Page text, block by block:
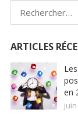
Rechercher :
ARTICLES
en
juin